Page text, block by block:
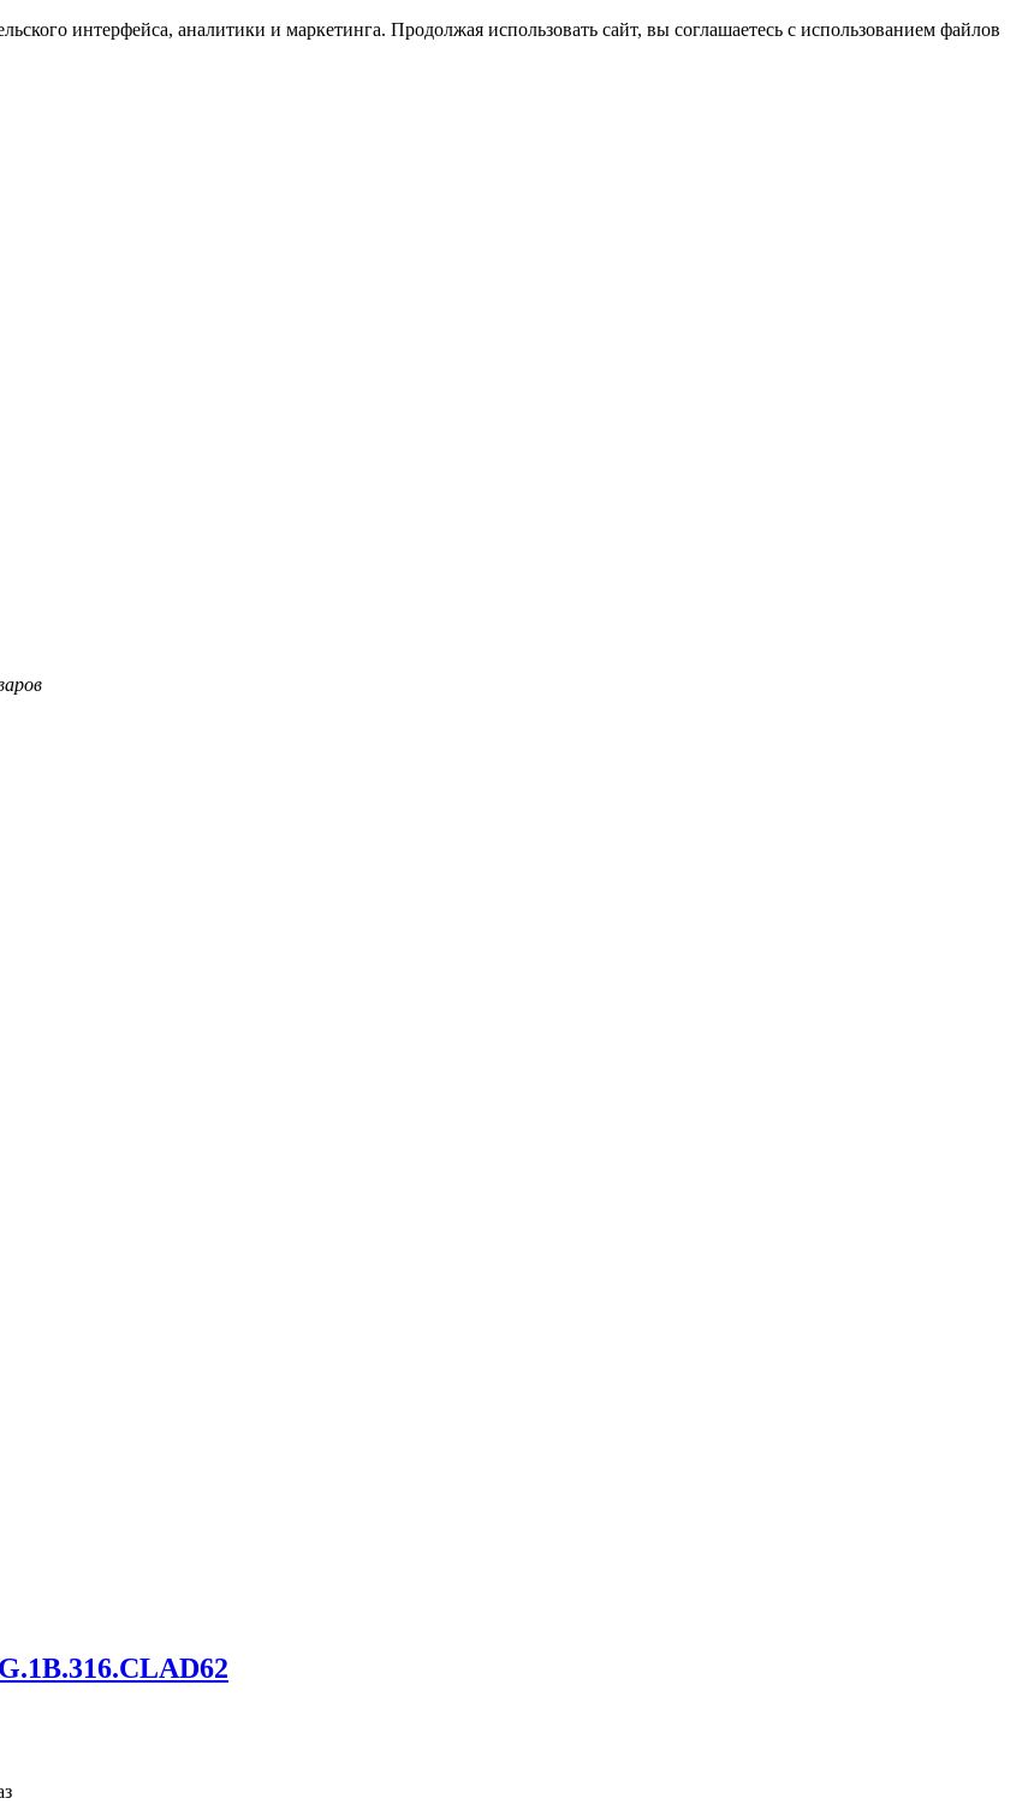
интерфейса, аналитики и маркетинга. Продолжая использовать сайт, вы соглашаетесь с использованием файлов